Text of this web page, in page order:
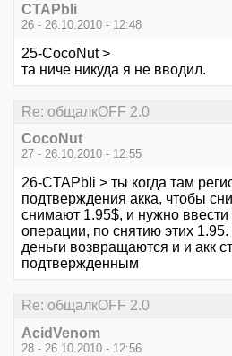
CTAPbIi
26 - 26.10.2010 - 12:48
25-CocoNut >
та ниче никуда я не вводил.
Re: общалкOFF 2.0
CocoNut
27 - 26.10.2010 - 12:55
26-CTAPbIi > ты когда там
подтверждения акка, чтобы
снимают 1.95$, и нужно ввести
операции, по снятию этих
деньги возвращаются и и акк
подтвержденным
Re: общалкOFF 2.0
AcidVenom
28 - 26.10.2010 - 12:56